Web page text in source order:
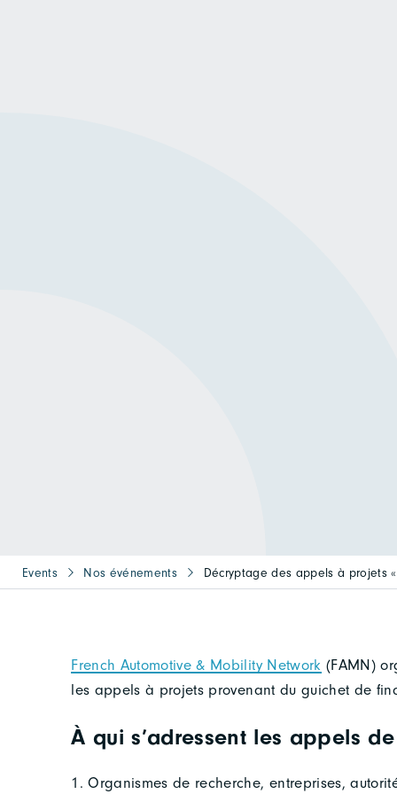
Events Nos événements Décryptage des appels à projets
French Automotive & Mobility Network (FAMN)
les appels à projets provenant du guichet de
À qui s’adressent les appels
1. Organismes de recherche, entreprises,